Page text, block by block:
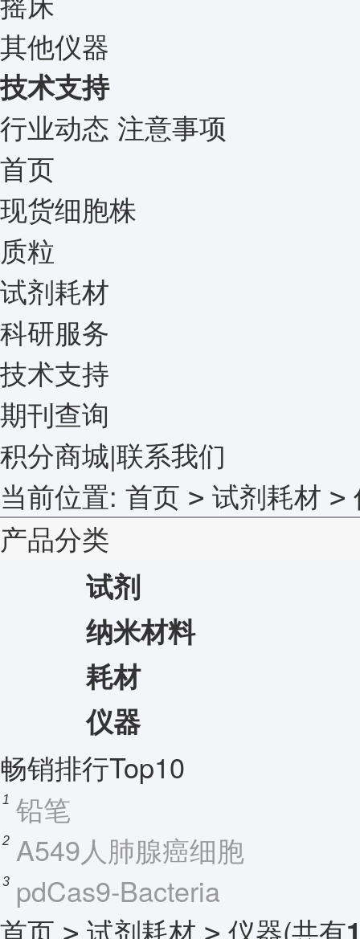
其他仪器
技术支持
行业动态 注意事项
首页
现货细胞株
质粒
试剂耗材
科研服务
技术支持
期刊查询
积分商城|联系我们
当前位置: 首页 > 试剂耗材 >
产品分类
试剂
纳米材料
耗材
仪器
畅销排行Top10
1 铅笔
2 A549人肺腺癌细胞
3 pdCas9-Bacteria
首页 > 试剂耗材 > 仪器(共有